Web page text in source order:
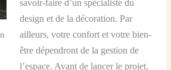
savoir-faire d’un spécialiste du
design et de la décoration. Par
ailleurs, votre confort et votre bien-
être dépendront de la gestion de
l’espace. Avant de lancer le projet,